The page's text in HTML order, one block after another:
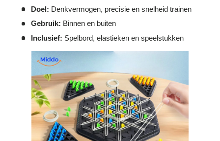
Doel: Denkvermogen, precisie en snelheid trainen
Gebruik: Binnen en buiten
Inclusief: Spelbord, elastieken en speelstukken